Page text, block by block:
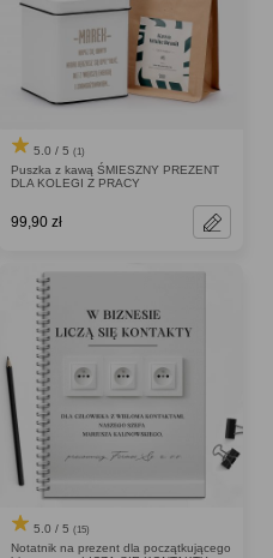
5.0 / 5 (1)
Puszka z kawą ŚMIESZNY PREZENT
DLA KOLEGI Z PRACY
99,90 zł
5.0 / 5 (15)
Notatnik na prezent dla początkującego